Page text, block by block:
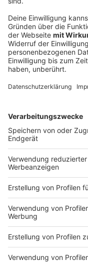
und Joshua
ausleihen. Ich
Leihe profitieren
Verletzung von
dort ein
herausragende
hat alle
guten
uns, dass ein
Spieler den Weg
Joshua
wieder zurück
Teil meiner
ambitionierte
ehrgeizig. Ich